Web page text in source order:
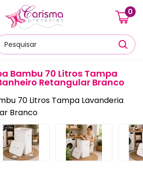
0
Mesa Posta E Servir Banheiro
Bambu 70 Litros Tampa
Retangular Branco